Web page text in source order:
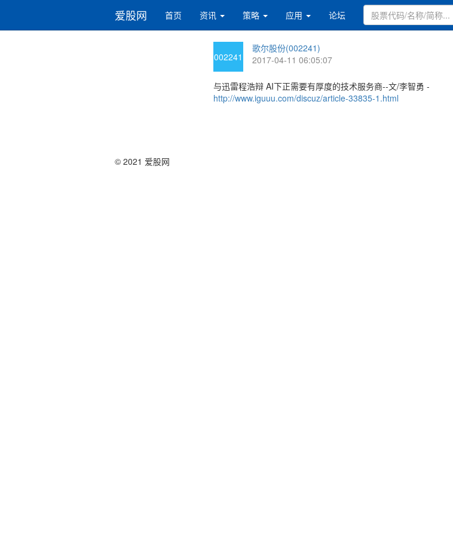
爱股网 首页 资讯 策略 应用 论坛
002241
歌尔股份(002241)
2017-04-11 06:05:07
与迅雷程浩辩 AI下正需要有厚度的技术服务商--文/李智勇 -
http://www.iguuu.com/discuz/article-33835-1.html
© 2021 爱股网